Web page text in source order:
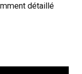
détaillé